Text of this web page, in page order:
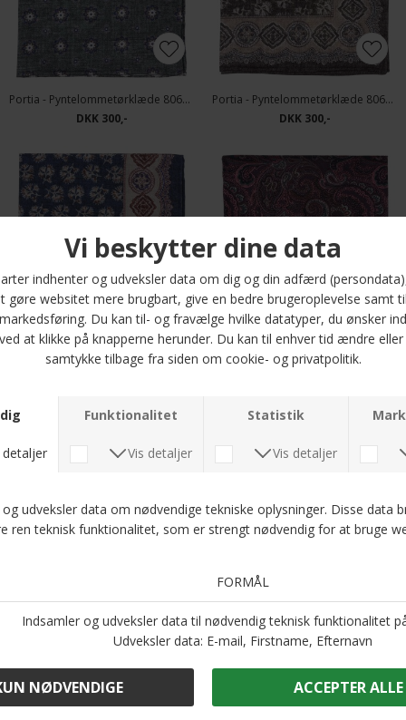
Portia - Pyntelommetørklæde 8063-3 | Grøn
DKK 300,-
Portia - Pyntelommetørklæde 8064-1 | Beige
DKK 300,-
Portia - Pyntelommetørklæde 8064-2 | Blå
DKK 300,-
Portia - Pyntelommetørklæde 8091-1 | Lilla
DKK 300,-